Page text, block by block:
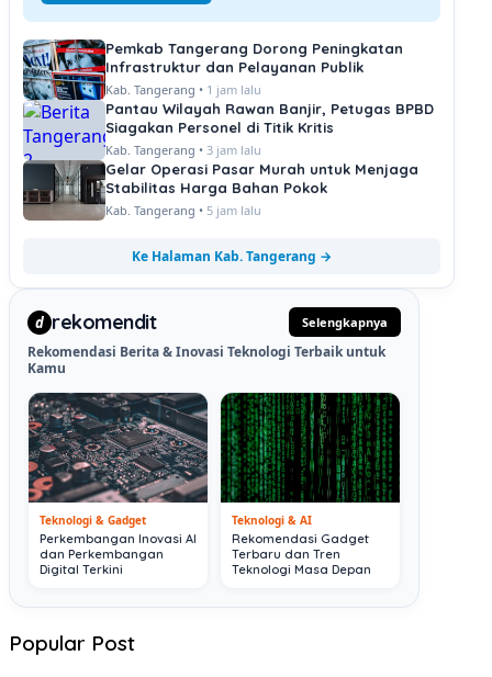
Pemkab Tangerang Dorong Peningkatan
Infrastruktur dan Pelayanan Publik
Kab. Tangerang • 1 jam lalu
Pantau Wilayah Rawan Banjir, Petugas BPBD
Siagakan Personel di Titik Kritis
Kab. Tangerang • 3 jam lalu
Gelar Operasi Pasar Murah untuk Menjaga
Stabilitas Harga Bahan Pokok
Kab. Tangerang • 5 jam lalu
Ke Halaman Kab. Tangerang →
d rekomendit Selengkapnya
Rekomendasi Berita & Inovasi Teknologi Terbaik untuk
Kamu
Teknologi & Gadget
Perkembangan Inovasi AI
dan Perkembangan
Digital Terkini
Teknologi & AI
Rekomendasi Gadget
Terbaru dan Tren
Teknologi Masa Depan
Popular Post